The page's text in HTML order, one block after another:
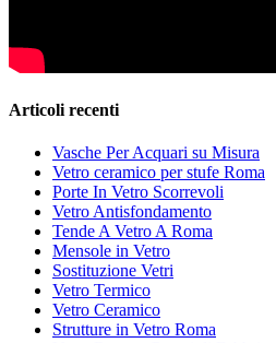
Articoli recenti
Vasche Per Acquari su Misura
Vetro ceramico per stufe Roma
Porte In Vetro Scorrevoli
Vetro Antisfondamento
Tende A Vetro A Roma
Mensole in Vetro
Sostituzione Vetri
Vetro Termico
Vetro Ceramico
Strutture in Vetro Roma